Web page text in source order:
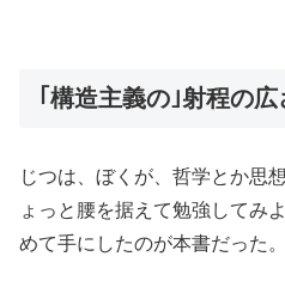
｢構造主義の｣射程の
じつは、ぼくが、哲学とか思
ょっと腰を据えて勉強してみ
めて手にしたのが本書だった。